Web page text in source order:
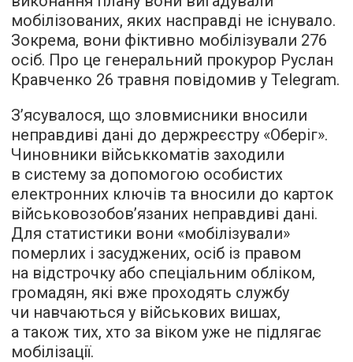
мобілізованих, яких насправді не існувало.
Зокрема, вони фіктивно мобілізували 276
осіб. Про це генеральний прокурор Руслан
Кравченко 26 травня повідомив у Telegram.
З’ясувалося, що зловмисники вносили
неправдиві дані до держреєстру «Оберіг».
Чиновники військкоматів заходили
в систему за допомогою особистих
електронних ключів та вносили до карток
військовозобов’язаних неправдиві дані.
Для статистики вони «мобілізували»
померлих і засуджених, осіб із правом
на відстрочку або спеціальним обліком,
громадян, які вже проходять службу
чи навчаються у військових вишах,
а також тих, хто за віком уже не підлягає
мобілізації.